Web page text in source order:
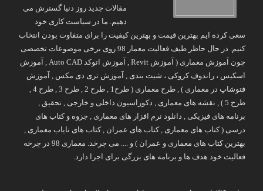
مقالات جدید روز دنیا گسترش می
دهیم. ما در سیاست کاری خود
سعی کرده ایم بهترین قیمت و بهترین کیفیت را برای متفاوت بودن انتخاب
کنیم. در حال حاظر طیف فعالیت معمار 98 روی برخی موضوعات تخصصی
چون آموزش معماری ( آموزش Revit , آموزش اتوکد Auto CAD , آموزش
اسکیس ، راندوف کروکی ، شیت بندی , آموزش تری دی مکس , آموزش
فتوشاپ در معماری ) , طرح معماری ( طرح1 , طرح 2 , طرح 3 , طرح 4 ,
طرح 5 ) , نقشه های معماری , دکوراسیون داخلی و خارجی , تحقیق ,
برنامه های فیزیکی , دانلود نرم افزار های معماری , جزوه و کتاب های
درسی ( کتاب های معماری , کتاب های عمران , کتاب های نایاب معماری ,
بهترین کتاب های معماری و عمران ) و .... می چرخد. معماری 98 در چرخه
فعالیت خود هدف ها و برنامه های بزرگی برای اجرا دارد.